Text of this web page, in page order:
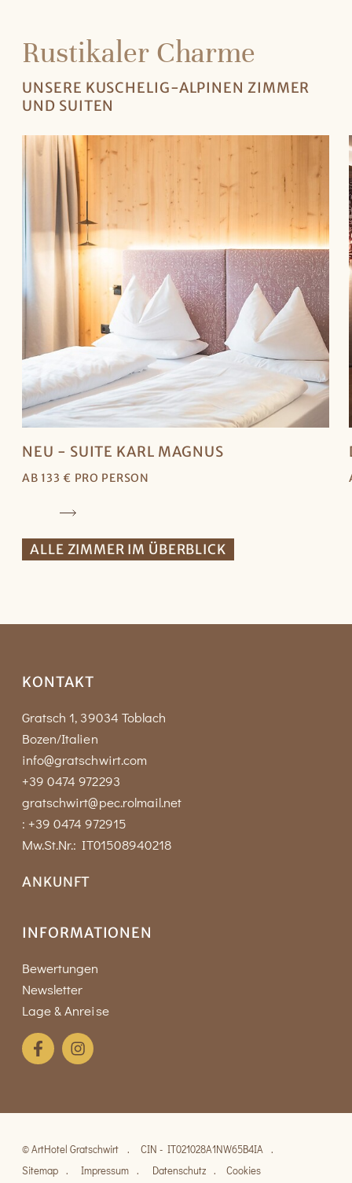
Rustikaler Charme
UNSERE KUSCHELIG-ALPINEN ZIMMER
UND SUITEN
NEU - SUITE KARL MAGNUS
AB 133 € PRO PERSON
ALLE ZIMMER IM ÜBERBLICK
KONTAKT
Gratsch 1, 39034 Toblach
Bozen/Italien
info@gratschwirt.com
+39 0474 972293
gratschwirt@pec.rolmail.net
: +39 0474 972915
Mw.St.Nr.: IT01508940218
ANKUNFT
INFORMATIONEN
Bewertungen
Newsletter
Lage & Anreise
©ArtHotel Gratschwirt
CIN - IT021028A1NW65B4IA
Sitemap
Impressum Datenschutz Cookies